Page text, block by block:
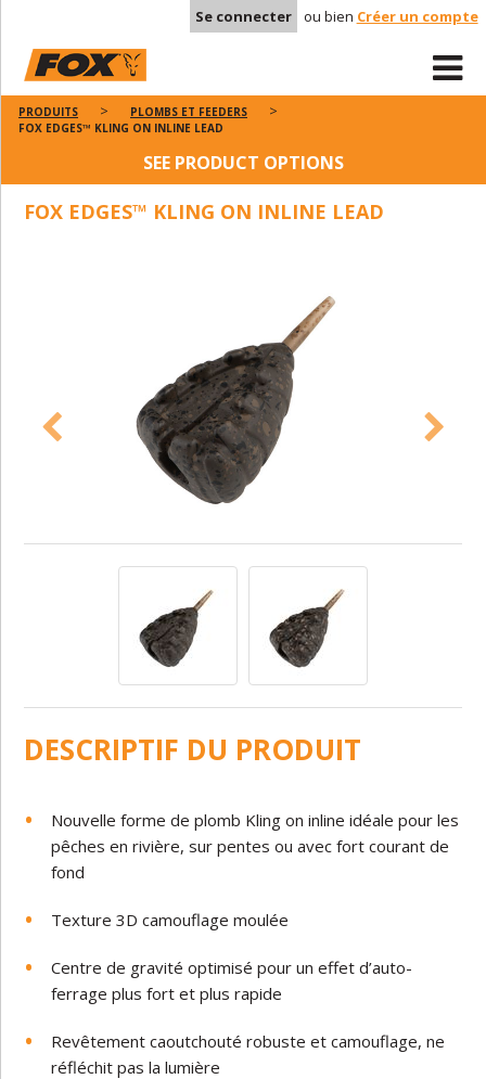
Se connecter ou bien Créer un compte
PRODUITS
PLOMBS ET FEEDERS
FOX EDGES™ KLING ON INLINE LEAD
SEE PRODUCT OPTIONS
FOX EDGES™ KLING ON INLINE LEAD
DESCRIPTIF DU PRODUIT
Nouvelle forme de plomb Kling on inline idéale pour les
pêches en rivière, sur pentes ou avec fort courant de
fond
Texture 3D camouflage moulée
Centre de gravité optimisé pour un effet d’auto-
ferrage plus fort et plus rapide
Revêtement caoutchouté robuste et camouflage, ne
réfléchit pas la lumière